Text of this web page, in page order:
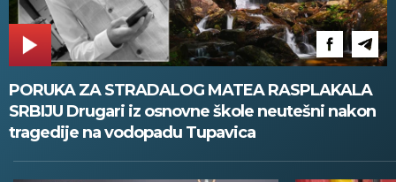
PORUKA ZA STRADALOG MATEA RASPLAKALA
SRBIJU Drugari iz osnovne škole neutešni nakon
tragedije na vodopadu Tupavica